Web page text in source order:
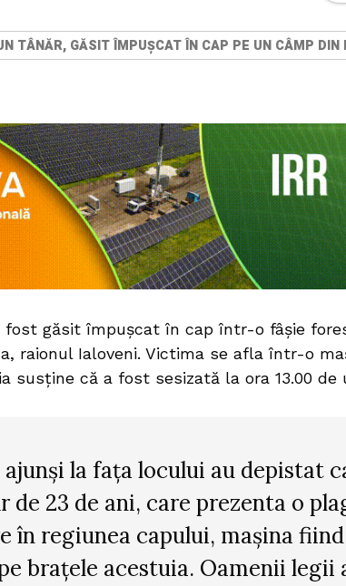
TÂNĂR, GĂSIT ÎMPUȘCAT ÎN CAP PE UN CÂMP
fost găsit împușcat în cap într-o fâșie
raionul Ialoveni. Victima se afla într-o
susține că a fost sesizată la ora 13.00 de
la fața locului au depistat
de 23 de ani, care prezenta o
în regiunea capului, mașina
brațele acestuia. Oamenii legii